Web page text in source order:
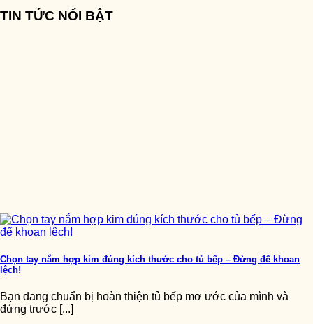
TIN TỨC NỔI BẬT
Chọn tay nắm hợp kim đúng kích thước cho tủ bếp – Đừng để khoan
lệch!
Bạn đang chuẩn bị hoàn thiện tủ bếp mơ ước của mình và
đứng trước [...]